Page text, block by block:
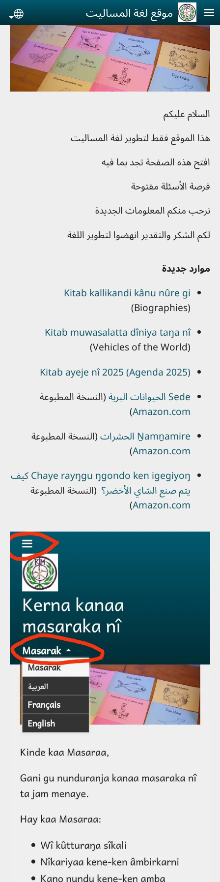
تجاوز إلى المحتوى الرئيسي
موقع لغة المساليت
السلام عليكم
هذا الموقع فقط لتطوير لغة المساليت
افتح هذه الصفحة تجد بما فيه
فرصة الأسئلة مفتوحة
نرحب منكم المعلومات الجديدة
لكم الشكر والتقدير انهضوا لتطوير اللغة
موارد جديدة
Kitab kallikandi kânu nûre gi
(Biographies)
Kitab muwasalatta dîniya taŋa nî
(Vehicles of the World)
Kitab ayeje nî 2025 (Agenda 2025)
Sede الحيوانات البرية
(النسخة المطبوعة
Amazon.com
)
N̰amn̰amire الحشرات
(النسخة المطبوعة
Amazon.com
)
Chaye rayŋgu ŋgondo ken igegiyoŋ كيف
يتم صنع الشاي الأخضر؟ (النسخة المطبوعة
Amazon.com
)